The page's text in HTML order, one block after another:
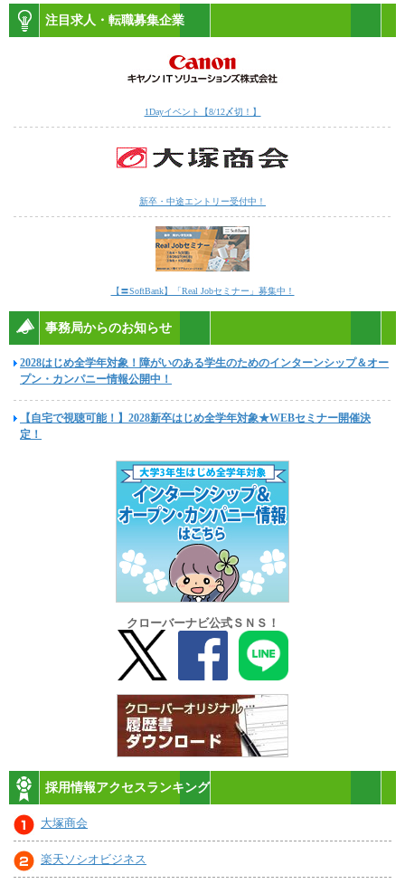
注目求人・転職募集企業
1Dayイベント【8/12〆切！】
新卒・中途エントリー受付中！
【〓SoftBank】「Real Jobセミナー」募集中！
事務局からのお知らせ
2028はじめ全学年対象！障がいのある学生のためのインターンシップ＆オー
プン・カンパニー情報公開中！
【自宅で視聴可能！】2028新卒はじめ全学年対象★WEBセミナー開催決
定！
クローバーナビ公式ＳＮＳ！
採用情報アクセスランキング
大塚商会
楽天ソシオビジネス